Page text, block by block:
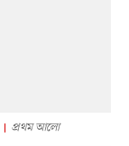
প্রথম আলো